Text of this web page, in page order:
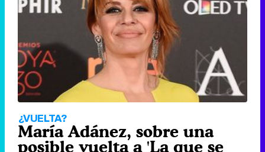
¿VUELTA?
María Adánez, sobre una
posible vuelta a 'La que se